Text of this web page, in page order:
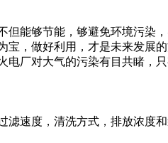
能够节能，够避免环境污染
，做好利用，才是未来发展的
厂对大气的污染有目共睹，
速度，清洗方式，排放浓度